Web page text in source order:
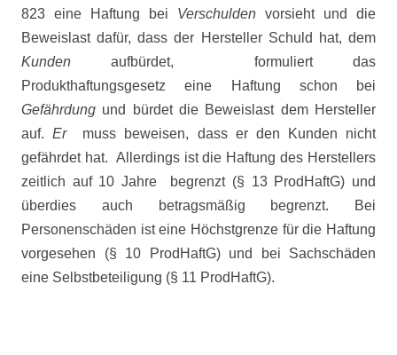
823 eine Haftung bei Verschulden vorsieht und die
Beweislast dafür, dass der Hersteller Schuld hat, dem
Kunden aufbürdet,
formuliert das
Produkthaftungsgesetz eine Haftung schon bei
Gefährdung und bürdet die Beweislast dem Hersteller
auf.Er
muss beweisen, dass er den Kunden nicht
gefährdet hat. Allerdings ist die Haftung des Herstellers
zeitlich auf 10 Jahre
begrenzt (§ 13 ProdHaftG) und
überdies auch betragsmäßig begrenzt. Bei
Personenschäden ist eine Höchstgrenze für die Haftung
vorgesehen (§ 10 ProdHaftG) und bei Sachschäden
eine Selbstbeteiligung (§ 11 ProdHaftG).